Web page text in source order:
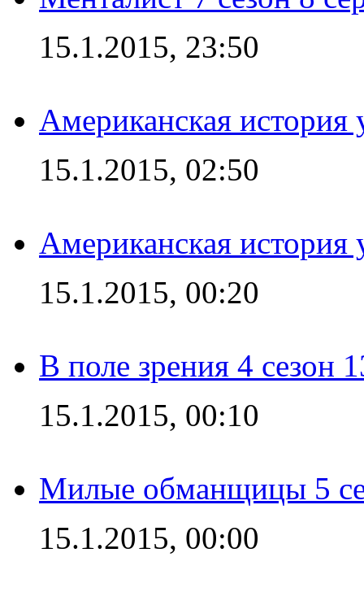
15.1.2015, 23:50
Американская история
15.1.2015, 02:50
Американская история
15.1.2015, 00:20
В поле зрения 4 сезон
15.1.2015, 00:10
Милые обманщицы 5
15.1.2015, 00:00